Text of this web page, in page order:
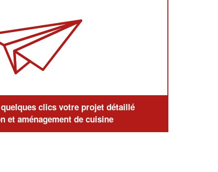
clics votre projet détaillé
et aménagement de cuisine